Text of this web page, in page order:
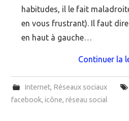
habitudes, il le fait
en vous frustrant). Il faut
en haut à gauche…
Continuer la
Internet, Réseaux sociaux
facebook,icône,réseau social